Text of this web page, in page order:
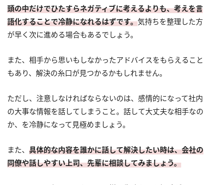
頭の中だけでひたすらネガティブに考えるよりも、考えを言
語化することで冷静になれるはずです。気持ちを整理した方
が早く次に進める場合もあるでしょう。
また、相手から思いもしなかったアドバイスをもらえること
もあり、解決の糸口が見つかるかもしれません。
ただし、注意しなければならないのは、感情的になって社内
の大事な情報を話してしまうこと。話して大丈夫な相手なの
か、を冷静になって見極めましょう。
また、 具体的な内容を誰かに話して解決したい時は、会社の
同僚や話しやすい上司、先輩に相談してみましょう。